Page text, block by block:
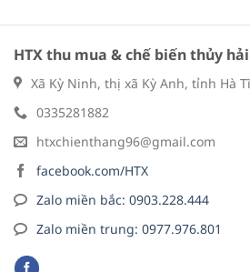
HTX thu mua & chế biến thủy
Xã Kỳ Ninh, thị xã Kỳ Anh, tỉnh Hà
0335281882
htxchienthang96@gmail.com
facebook.com/HTX
Zalo miền bắc: 0903.228.444
Zalo miền trung: 0977.976.801